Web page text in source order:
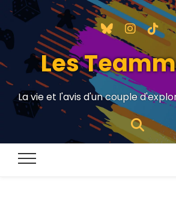
Les
La vie et l'avis d'un couple